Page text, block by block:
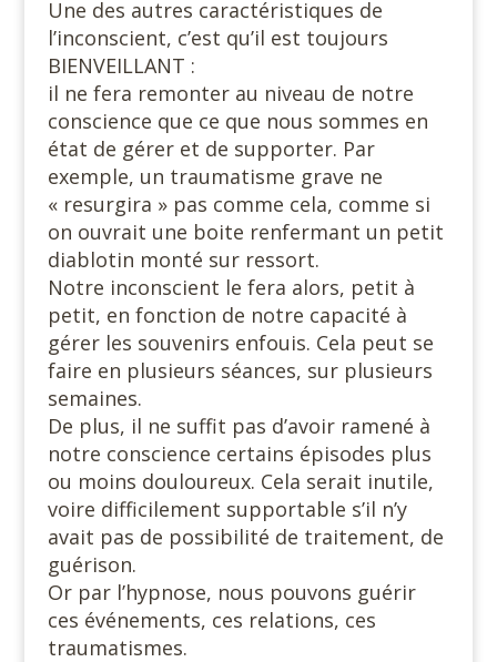
Une des autres caractéristiques de
l’inconscient, c’est qu’il est toujours
BIENVEILLANT :
il ne fera remonter au niveau de notre
conscience que ce que nous sommes en
état de gérer et de supporter. Par
exemple, un traumatisme grave ne
« resurgira » pas comme cela, comme si
on ouvrait une boite renfermant un petit
diablotin monté sur ressort.
Notre inconscient le fera alors, petit à
petit, en fonction de notre capacité à
gérer les souvenirs enfouis. Cela peut se
faire en plusieurs séances, sur plusieurs
semaines.
De plus, il ne suffit pas d’avoir ramené à
notre conscience certains épisodes plus
ou moins douloureux. Cela serait inutile,
voire difficilement supportable s’il n’y
avait pas de possibilité de traitement, de
guérison.
Or par l’hypnose, nous pouvons guérir
ces événements, ces relations, ces
traumatismes.